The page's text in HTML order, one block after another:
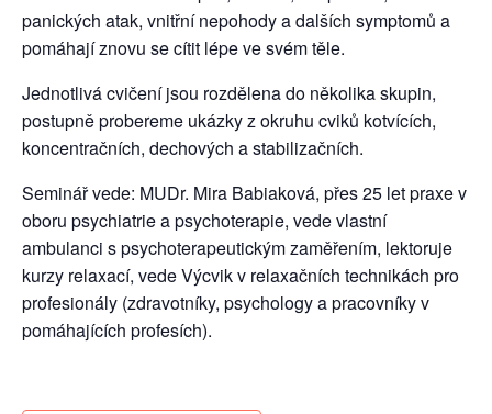
panických atak, vnitřní nepohody a dalších symptomů a
pomáhají znovu se cítit lépe ve svém těle.
Jednotlivá cvičení jsou rozdělena do několika skupin,
postupně probereme ukázky z okruhu cviků kotvících,
koncentračních, dechových a stabilizačních.
Seminář vede: MUDr. Mira Babiaková, přes 25 let praxe v
oboru psychiatrie a psychoterapie, vede vlastní
ambulanci s psychoterapeutickým zaměřením, lektoruje
kurzy relaxací, vede Výcvik v relaxačních technikách pro
profesionály (zdravotníky, psychology a pracovníky v
pomáhajících profesích).